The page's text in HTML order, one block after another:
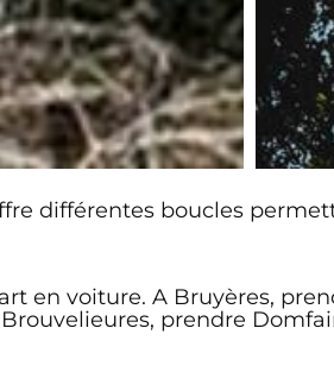
différentes boucles
en voiture. A Bruyères,
prendre